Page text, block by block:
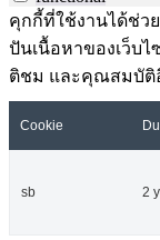
คุกกี้ที่ใช้งานได้ช่ว
ปันเนื้อหาของเว็บ
ติชม และคุณสมบัติ
Cookie
sb 2